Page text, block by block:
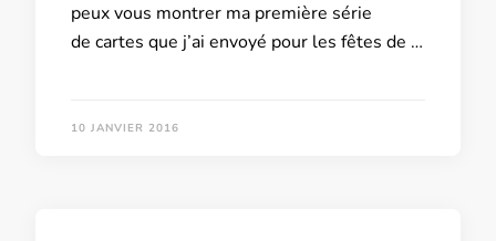
peux vous montrer ma première série
de cartes que j’ai envoyé pour les fêtes de …
10 JANVIER 2016